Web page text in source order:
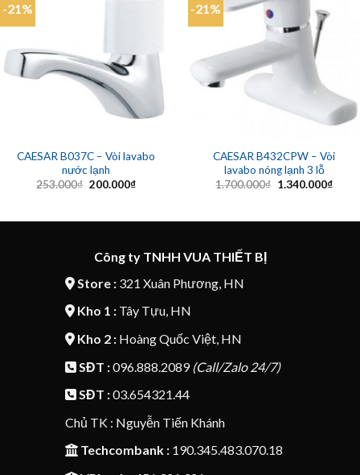
-21%
CAESAR B037C – Vòi lavabo
nước lạnh
253.000₫ Giá
200.000₫Giá
200.000₫.
-21%
CAESAR B432CPW – Vòi
lavabo nóng lạnh 3 lỗ
1.700.000₫ Giá
1.340.000₫Giá
Công ty TNHH VUA THIẾT BỊ
Store :321 Xuân Phương, HN
Kho 1 :Tây Tựu, HN
Kho 2 :Hoàng Quốc Việt, HN
SĐT :096.888.2089 (Call/Zalo 24/7)
SĐT :03.654321.44
Chủ TK : Nguyễn Tiến Khánh
Techcombank :190.345.483.070.18